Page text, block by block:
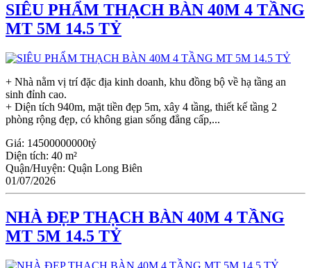
SIÊU PHẨM THẠCH BÀN 40M 4 TẦNG
MT 5M 14.5 TỶ
+ Nhà nằm vị trí đặc địa kinh doanh, khu đồng bộ về hạ tầng an
sinh đỉnh cao.
+ Diện tích 940m, mặt tiền đẹp 5m, xây 4 tầng, thiết kế tầng 2
phòng rộng đẹp, có không gian sống đẳng cấp,...
Giá: 14500000000tỷ
Diện tích: 40 m²
Quận/Huyện: Quận Long Biên
01/07/2026
NHÀ ĐẸP THẠCH BÀN 40M 4 TẦNG
MT 5M 14.5 TỶ